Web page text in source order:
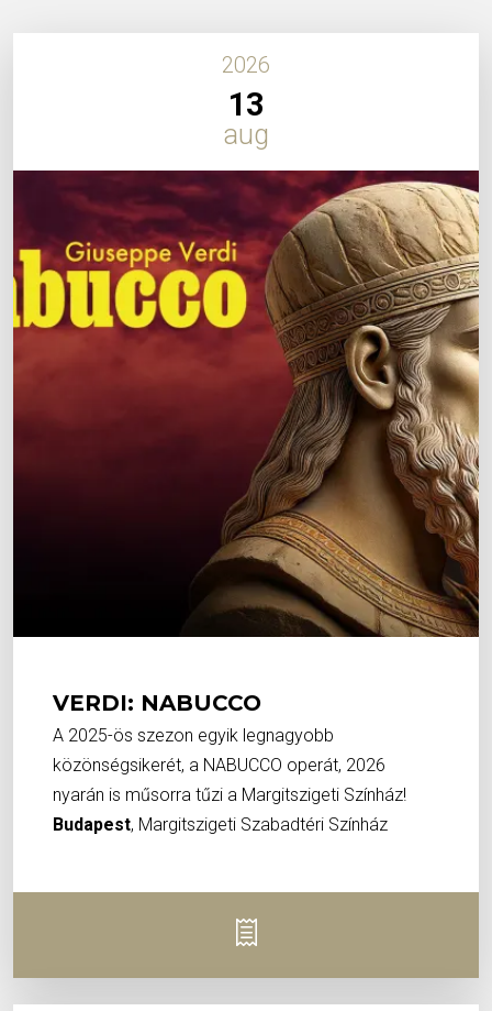
2026
13
aug
VERDI: NABUCCO
A 2025-ös szezon egyik legnagyobb
közönségsikerét, a NABUCCO operát, 2026
nyarán is műsorra tűzi a Margitszigeti Színház!
Budapest, Margitszigeti Szabadtéri Színház